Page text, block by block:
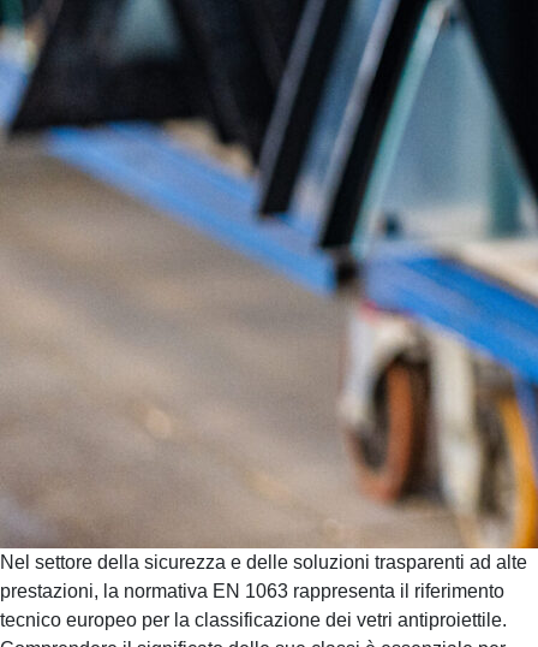
Nel settore della sicurezza e delle soluzioni trasparenti ad alte
prestazioni, la normativa EN 1063 rappresenta il riferimento
tecnico europeo per la classificazione dei vetri antiproiettile.